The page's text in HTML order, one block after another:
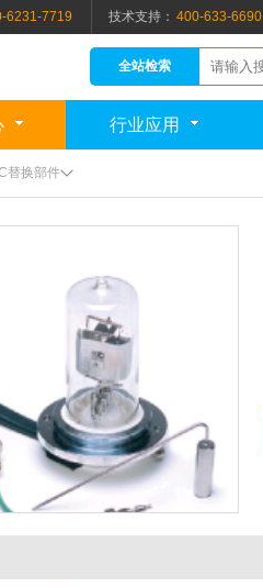
6231-7719 技术支持： 400-633-6690
全站检索
行业应用
替换部件